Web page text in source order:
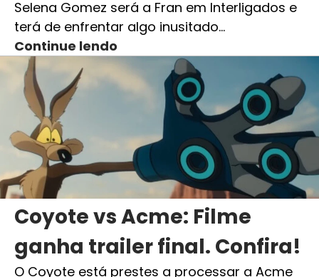
Selena Gomez será a Fran em Interligados e
terá de enfrentar algo inusitado…
Continue lendo
Coyote vs Acme: Filme
ganha trailer final. Confira!
O Coyote está prestes a processar a Acme